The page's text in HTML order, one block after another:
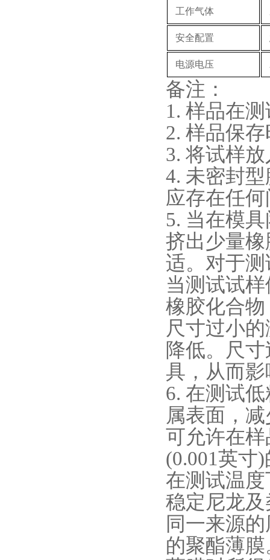
工作气体
安全配置
电源电压
备注：
1. 样品在
2. 样品保
3. 将试样
4. 未密封型
应存在任
5. 当在模
挤出少量
适。对于
当测试试
橡胶化合
尺寸过小
降低。尺
具，从而
6. 在测试
属表面，
可允许在
(0.001英寸
在测试温
稳定尼龙
同一来源
的聚酯薄